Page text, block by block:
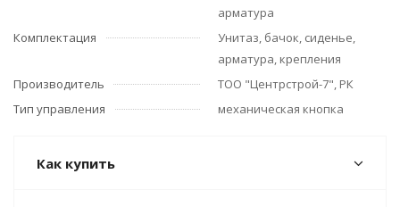
арматура
Комплектация
Унитаз, бачок, сиденье,
арматура, крепления
Производитель
ТОО "Центрстрой-7", РК
Тип управления
механическая кнопка
Как купить